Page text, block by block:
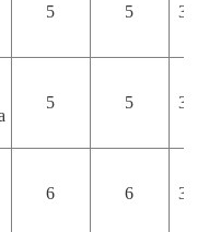
5 5 300
5 5 300
6 6 360